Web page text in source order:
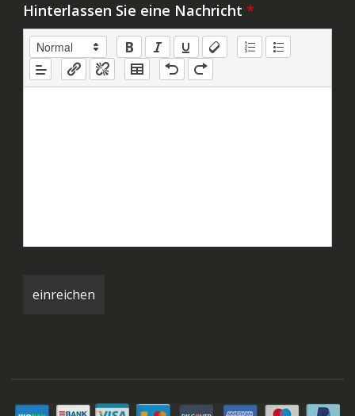
Hinterlassen Sie eine Nachricht *